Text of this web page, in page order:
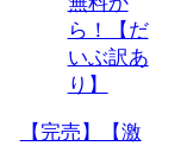
【完売】【激